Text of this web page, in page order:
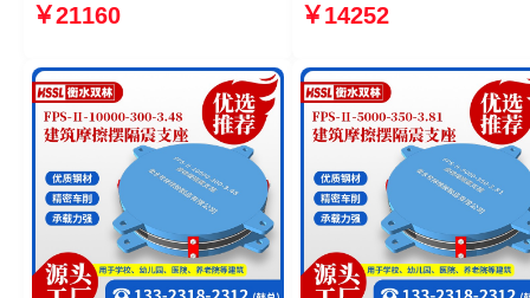
FPSII-9000-350-3.81 FPS-
￥21160
源头工厂
￥14252